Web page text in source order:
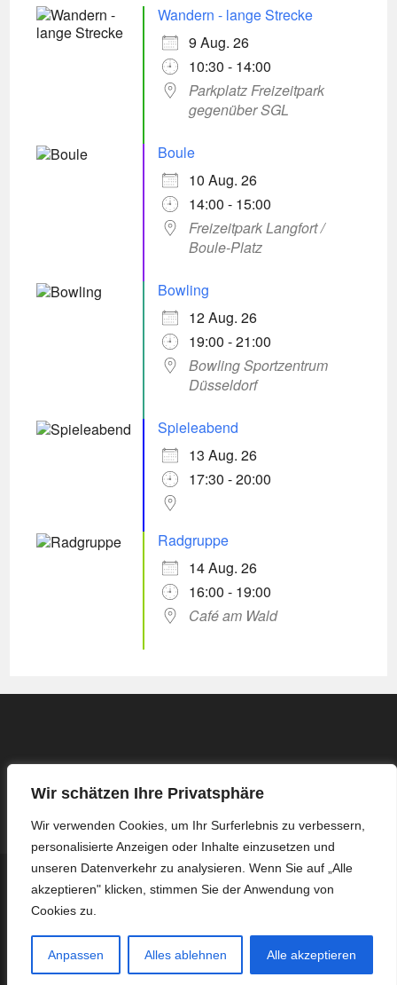
Wir schätzen Ihre Privatsphäre
Wir verwenden Cookies, um Ihr Surferlebnis zu verbessern,
personalisierte Anzeigen oder Inhalte einzusetzen und
unseren Datenverkehr zu analysieren. Wenn Sie auf „Alle
akzeptieren" klicken, stimmen Sie der Anwendung von
Cookies zu.
Anpassen Alles ablehnen Alle akzeptieren
Wandern - lange Strecke
9 Aug. 26
10:30 - 14:00
Parkplatz Freizeitpark
gegenüber SGL
Boule
10 Aug. 26
14:00 - 15:00
Freizeitpark Langfort /
Boule-Platz
Bowling
12 Aug. 26
19:00 - 21:00
Bowling Sportzentrum
Düsseldorf
Spieleabend
13 Aug. 26
17:30 - 20:00
Radgruppe
14 Aug. 26
16:00 - 19:00
Café am Wald
Kontakt
Impressum / Datenschutzerklärung
Protokoll Basis-Treffen – 16.03.2026
Protokoll Basis-Treffen – 13.04.2026
Protokoll Basis-Treffen – 27.04.2026
Copyright ZWAR Langenfeld Immigrath